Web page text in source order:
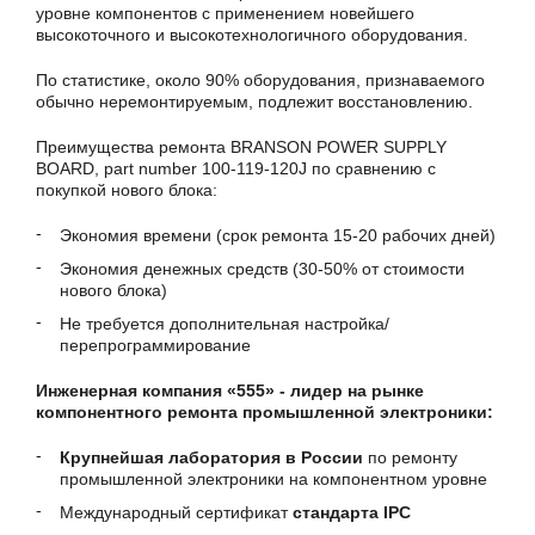
уровне компонентов с применением новейшего
высокоточного и высокотехнологичного оборудования.
По статистике, около 90% оборудования, признаваемого
обычно неремонтируемым, подлежит восстановлению.
Преимущества ремонта BRANSON POWER SUPPLY
BOARD, part number 100-119-120J по сравнению с
покупкой нового блока:
Экономия времени (срок ремонта 15-20 рабочих дней)
Экономия денежных средств (30-50% от стоимости
нового блока)
Не требуется дополнительная настройка/
перепрограммирование
Инженерная компания «555» - лидер на рынке
компонентного ремонта промышленной электроники:
Крупнейшая лаборатория в России по ремонту
промышленной электроники на компонентном уровне
Международный сертификатстандарта IPC